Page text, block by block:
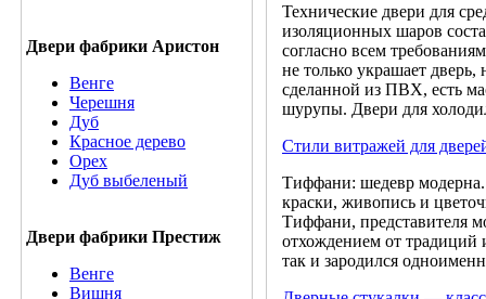
Двери фабрики Аристон
Венге
Черешня
Дуб
Красное дерево
Орех
Дуб выбеленый
Двери фабрики Престиж
Венге
Вишня
Технические двери для
изоляционных шаров
согласно всем
не только украшает
сделанной из ПВХ, есть
шурупы. Двери для
Стили витражей для
Тиффани: шедевр модерна.
краски, живопись и
Тиффани, представителя
отхождением от
так и зародился